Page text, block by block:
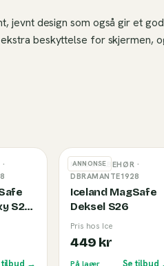
jevnt design som også gir et
beskyttelse for skjermen,
·
S26
tilbud →
ANNONSE
MOBILTILBEHØR ·
DBRAMANTE1928
Iceland MagSafe
Deksel S26
Pris hos Ice
449 kr
På lager Se tilbud